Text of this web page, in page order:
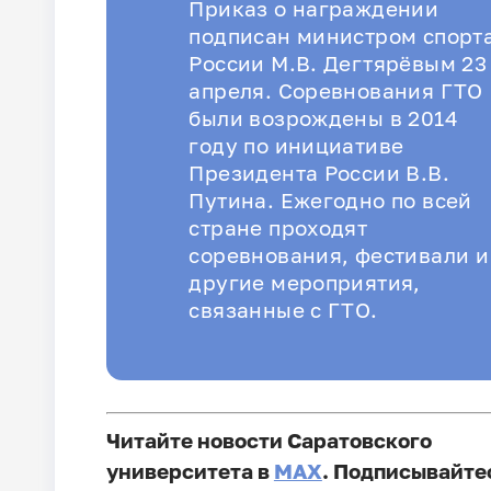
Приказ о награждении
подписан министром
России М.В. Дегтярёвым 23
апреля. Соревнования ГТО
были возрождены в 2014
году по инициативе
Президента России В.В.
Путина. Ежегодно по всей
стране проходят
соревнования, фестивали и
другие мероприятия,
связанные с ГТО.
Читайте новости Саратовского
университета в MAX.